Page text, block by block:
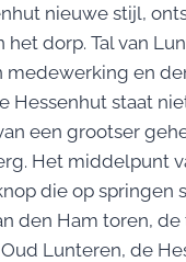
nieuwe stijl,
het dorp. Tal van
medewerking en
Hessenhut staat
een grootser
Het middelpunt
die op springen
den Ham toren,
Lunteren, de